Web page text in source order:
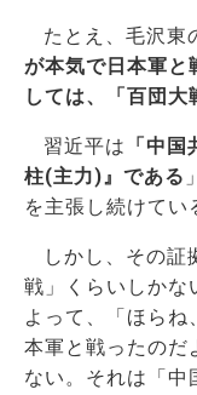
たとえ、毛沢東
が本気で日本軍と
しては、「百団
習近平は 「中
柱(主力)』である
を主張し続けてい
しかし、その証
戦」くらいしかな
よって、「ほらね
本軍と戦ったのだ
ない。それは「中